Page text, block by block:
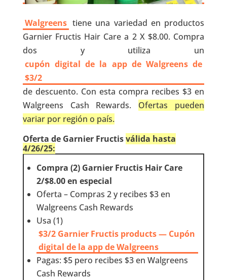
Walgreens tiene una variedad en productos
Garnier Fructis Hair Care a 2 X $8.00. Compra
dos y utiliza un
cupón digital de la app de Walgreens de
$3/2
de descuento. Con esta compra recibes $3 en
Walgreens Cash Rewards. Ofertas pueden
variar por región o país.
Oferta de Garnier Fructisválida hasta
4/26/25:
Compra (2) Garnier Fructis Hair Care
2/$8.00 en especial
Oferta – Compras 2 y recibes $3 en
Walgreens Cash Rewards
Usa (1)
$3/2 Garnier Fructis products — Cupón
digital de la app de Walgreens
Pagas: $5 pero recibes $3 en Walgreens
Cash Rewards